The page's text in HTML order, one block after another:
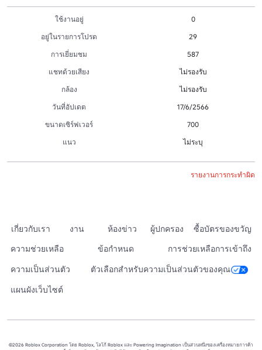
ใช้งานอยู่
0
อยู่ในรายการโปรด
29
การเยี่ยมชม
587
แชทด้วยเสียง
ไม่รองรับ
กล้อง
ไม่รองรับ
วันที่อัปเดต
17/6/2566
ขนาดเซิร์ฟเวอร์
700
แนว
ไม่ระบุ
รายงานการกระทำผิด
เกี่ยวกับเรา งาน ห้องข่าว ผู้ปกครอง
ซื้อบัตรของขวัญ
ความช่วยเหลือ
ข้อกำหนด
การช่วยเหลือการเข้าถึง
ความเป็นส่วนตัว
ตัวเลือกสำหรับความเป็นส่วนตัวของคุณ
แผนผังเว็บไซต์
©2026 Roblox Corporation โดย Roblox, โลโก้ Roblox และ Powering Imagination เป็นส่วนหนึ่งของเครื่องหมายการค้า